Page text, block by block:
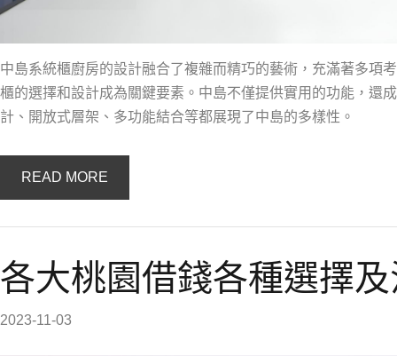
中島系統櫃廚房的設計融合了複雜而精巧的藝術，充滿著多項
櫃的選擇和設計成為關鍵要素。中島不僅提供實用的功能，還
計、開放式層架、多功能結合等都展現了中島的多樣性。
READ MORE
各大桃園借錢各種選擇
2023-11-03